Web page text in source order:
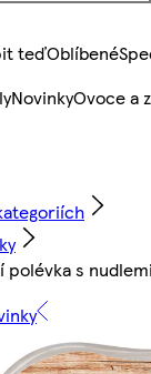
teďOblíbené
NovinkyOvoce a
polévka s